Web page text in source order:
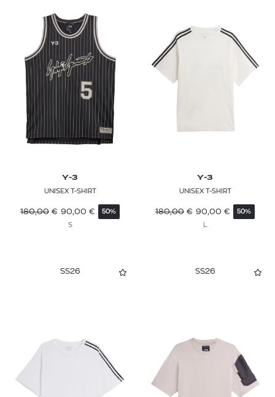
Y-3
UNISEX T-SHIRT
180,00 € 90,00 € 50%
S
Y-3
UNISEX T-SHIRT
180,00 € 90,00 € 50%
SS26 SS26